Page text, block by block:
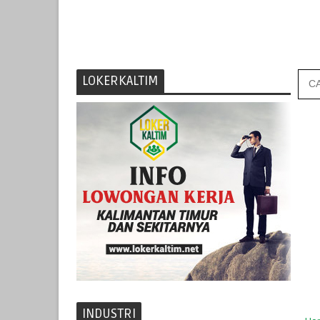
LOKERKALTIM
INDUSTRI